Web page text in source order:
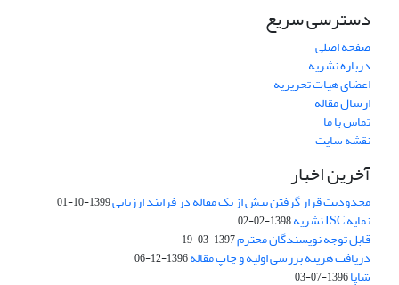
دسترسی سریع
صفحه اصلی
درباره نشریه
اعضای هیات تحریریه
ارسال مقاله
تماس با ما
نقشه سایت
آخرین اخبار
محدودیت قرار گرفتن بیش از یک مقاله در فرایند ارزیابی1399-10-01
نمایه ISC نشریه 1398-02-02
قابل توجه نویسندگان محترم1397-03-19
دریافت هزینه بررسی اولیه و چاپ مقاله1396-12-06
شاپا1396-07-03